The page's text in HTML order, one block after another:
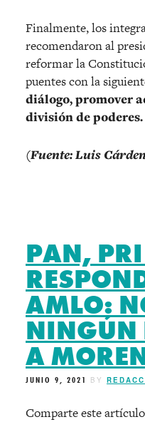
Finalmente, los
recomendaron al
reformar la
puentes con la
diálogo, promover
división de poderes.
(Fuente: Luis
PAN,
AMLO:
NINGÚN
A
JUNIO 9, 2021 BY
Comparte este